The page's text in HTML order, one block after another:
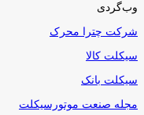
وب‌گردی
شرکت چترا محرک
سیکلت کالا
سیکلت بانک
مجله صنعت موتورسیکلت